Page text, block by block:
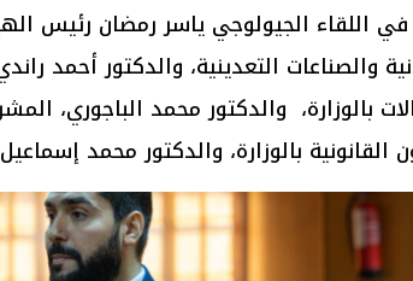
اللقاء الجيولوجي ياسر رمضان رئيس
والصناعات التعدينية، والدكتور أحمد
بالوزارة، والدكتور محمد الباجوري،
القانونية بالوزارة، والدكتور محمد